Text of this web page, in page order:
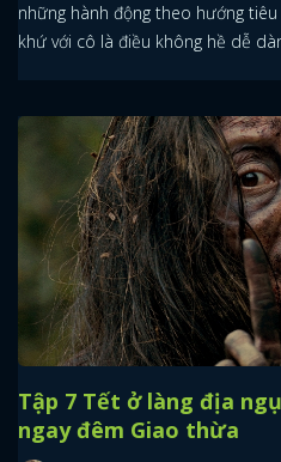
những hành động theo hướng
khứ với cô là điều không hề dễ
Tập 7 Tết ở làng địa
ngay đêm Giao thừa